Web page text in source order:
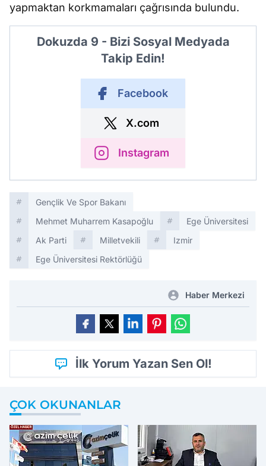
yapmaktan korkmamaları çağrısında bulundu.
Dokuzda 9 - Bizi Sosyal Medyada
Takip Edin!
Facebook
X.com
Instagram
Gençlik Ve Spor Bakanı
Mehmet Muharrem Kasapoğlu
Ege Üniversitesi
Ak Parti
Milletvekili
Izmir
Ege Üniversitesi Rektörlüğü
Haber Merkezi
İlk Yorum Yazan Sen Ol!
ÇOK OKUNANLAR